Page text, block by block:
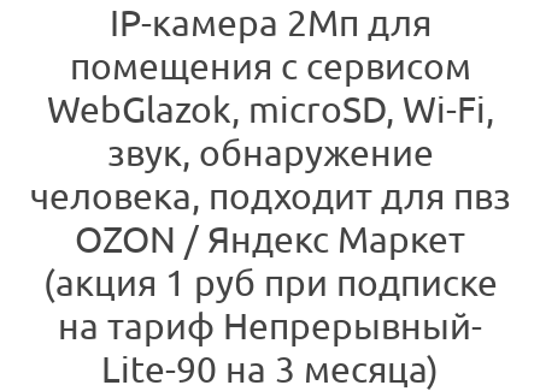
IP-камера 2Мп для
помещения с сервисом
WebGlazok, microSD, Wi-Fi,
звук, обнаружение
человека, подходит для пвз
OZON / Яндекс Маркет
(акция 1 руб при подписке
на тариф Непрерывный-
Lite-90 на 3 месяца)